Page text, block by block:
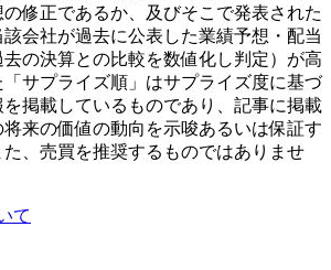
修正であるか、及びそこで発表された
会社が過去に公表した業績予想・配当
の決算との比較を数値化し判定）が高
サプライズ順」はサプライズ度に基づ
掲載しているものであり、記事に掲載
来の価値の動向を示唆あるいは保証す
、売買を推奨するものではありませ
て